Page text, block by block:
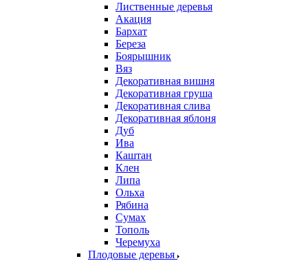
Лиственные деревья
Акация
Бархат
Береза
Боярышник
Вяз
Декоративная вишня
Декоративная груша
Декоративная слива
Декоративная яблоня
Дуб
Ива
Каштан
Клен
Липа
Ольха
Рябина
Сумах
Тополь
Черемуха
Плодовые деревья